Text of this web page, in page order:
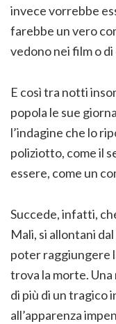
invece vorrebbe
farebbe un vero
vedono nei film o
E così tra notti
popola le sue
l’indagine che lo
poliziotto, come il
essere, come un
Succede, infatti,
Mali, si allontani
poter raggiungere
trova la morte.
di più di un tragico
all’apparenza